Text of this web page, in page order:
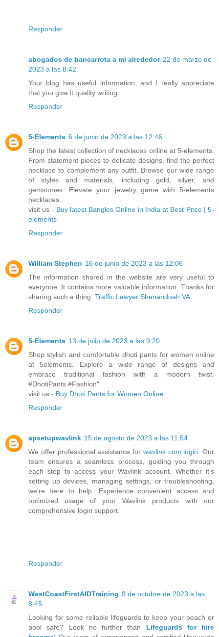
Responder
abogados de bancarrota a mi alrededor 22 de marzo de
2023 a las 8:42
Your blog has useful information, and I really appreciate
that you give it quality writing.
Responder
5-Elements 6 de junio de 2023 a las 12:46
Shop the latest collection of necklaces online at 5-elements.
From statement pieces to delicate designs, find the perfect
necklace to complement any outfit. Browse our wide range
of styles and materials, including gold, silver, and
gemstones. Elevate your jewelry game with 5-elements
necklaces.
visit us - Buy latest Bangles Online in India at Best Price | 5-
elements
Responder
William Stephen 16 de junio de 2023 a las 12:06
The information shared in the website are very useful to
everyone. It contains more valuable information. Thanks for
sharing such a thing. Traffic Lawyer Shenandoah VA
Responder
5-Elements 13 de julio de 2023 a las 9:20
Shop stylish and comfortable dhoti pants for women online
at 5elements. Explore a wide range of designs and
embrace traditional fashion with a modern twist.
#DhotiPants #Fashion"
visit us - Buy Dhoti Pants for Women Online
Responder
apsetupwavlink 15 de agosto de 2023 a las 11:54
We offer professional assistance for wavlink com login . Our
team ensures a seamless process, guiding you through
each step to access your Wavlink account. Whether it's
setting up devices, managing settings, or troubleshooting,
we're here to help. Experience convenient access and
optimized usage of your Wavlink products with our
comprehensive login support.
Responder
WestCoastFirstAIDTraining 9 de octubre de 2023 a las
8:45
Looking for some reliable lifeguards to keep your beach or
pool safe? Look no further than Lifeguards for hire